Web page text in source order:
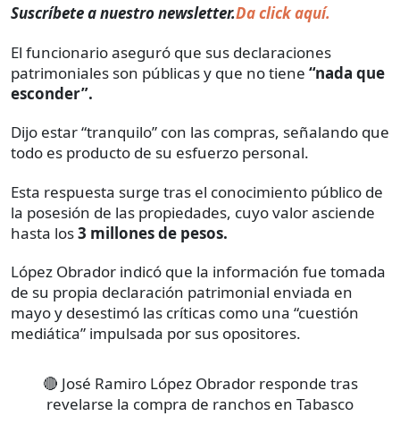
Suscríbete a nuestro newsletter.Da click aquí.
El funcionario aseguró que sus declaraciones
patrimoniales son públicas y que no tiene “nada que
esconder”.
Dijo estar “tranquilo” con las compras, señalando que
todo es producto de su esfuerzo personal.
Esta respuesta surge tras el conocimiento público de
la posesión de las propiedades, cuyo valor asciende
hasta los3 millones de pesos.
López Obrador indicó que la información fue tomada
de su propia declaración patrimonial enviada en
mayo y desestimó las críticas como una “cuestión
mediática” impulsada por sus opositores.
🔴 José Ramiro López Obrador responde tras
revelarse la compra de ranchos en Tabasco